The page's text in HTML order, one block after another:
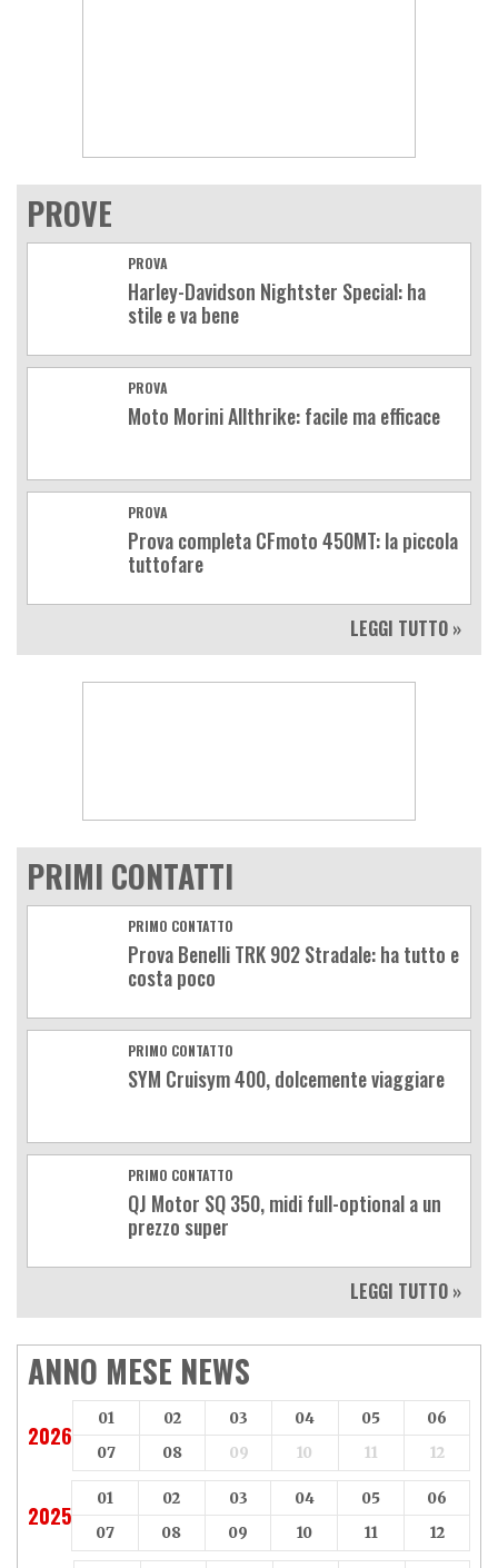
PROVE
PROVA
Harley-Davidson Nightster Special: ha
stile e va bene
PROVA
Moto Morini Allthrike: facile ma efficace
PROVA
Prova completa CFmoto 450MT: la piccola
tuttofare
LEGGI TUTTO »
PRIMI CONTATTI
PRIMO CONTATTO
Prova Benelli TRK 902 Stradale: ha tutto e
costa poco
PRIMO CONTATTO
SYM Cruisym 400, dolcemente viaggiare
PRIMO CONTATTO
QJ Motor SQ 350, midi full-optional a un
prezzo super
LEGGI TUTTO »
ANNO MESE NEWS
2026
01 02 03 04 05
06
07
08 09 10 11 12
2025
01 02 03 04 05
06
07
08 09 10 11 12